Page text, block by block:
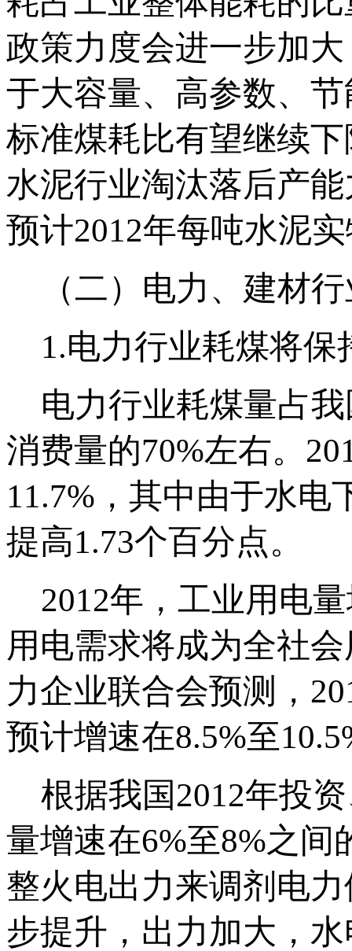
政策力度会进一步加
于大容量、高参数、
标准煤耗比有望继续
水泥行业淘汰落后产
预计2012年每吨水泥
（二）电力、建材行
1.电力行业耗煤将保
电力行业耗煤量占我
消费量的70%左右。
11.7%，其中由于水电
提高1.73个百分点。
2012年，工业用电
用电需求将成为全社
力企业联合会预测，
预计增速在8.5%至
根据我国2012年投
量增速在6%至8%之
整火电出力来调剂电
步提升，出力加大，